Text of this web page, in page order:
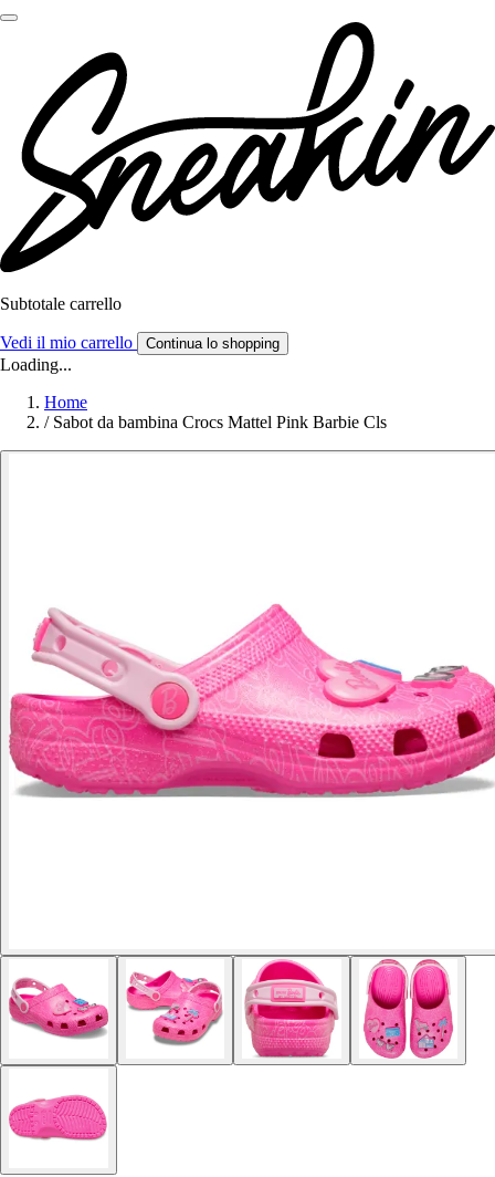
Subtotale carrello
Vedi il mio carrello Continua lo shopping
Loading...
Home
/ Sabot da bambina Crocs Mattel Pink Barbie Cls